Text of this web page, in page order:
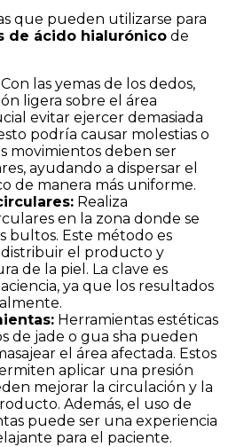
que pueden utilizarse para
de ácido hialurónicode
las yemas de los dedos,
ligera sobre el área
evitar ejercer demasiada
podría causar molestias o
movimientos deben ser
ayudando a dispersar el
de manera más uniforme.
Realiza
en la zona donde se
bultos. Este método es
el producto y
de la piel. La clave es
ya que los resultados
Herramientas estéticas
de jade o gua sha pueden
el área afectada. Estos
aplicar una presión
mejorar la circulación y la
Además, el uso de
puede ser una experiencia
para el paciente.